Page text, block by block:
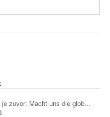
zuvor: Macht uns die glob...